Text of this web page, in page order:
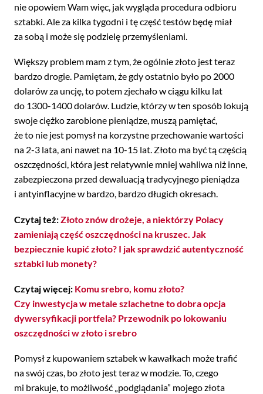
nie opowiem Wam więc, jak wygląda procedura odbioru
sztabki. Ale za kilka tygodni i tę część testów będę miał
za sobą i może się podzielę przemyśleniami.
Większy problem mam z tym, że ogólnie złoto jest teraz
bardzo drogie. Pamiętam, że gdy ostatnio było po 2000
dolarów za uncję, to potem zjechało w ciągu kilku lat
do 1300-1400 dolarów. Ludzie, którzy w ten sposób lokują
swoje ciężko zarobione pieniądze, muszą pamiętać,
że to nie jest pomysł na korzystne przechowanie wartości
na 2-3 lata, ani nawet na 10-15 lat. Złoto ma być tą częścią
oszczędności, która jest relatywnie mniej wahliwa niż inne,
zabezpieczona przed dewaluacją tradycyjnego pieniądza
i antyinflacyjne w bardzo, bardzo długich okresach.
Czytaj też:Złoto znów drożeje, a niektórzy Polacy
zamieniają część oszczędności na kruszec. Jak
bezpiecznie kupić złoto? I jak sprawdzić autentyczność
sztabki lub monety?
Czytaj więcej: Komu srebro, komu złoto?
Czy inwestycja w metale szlachetne to dobra opcja
dywersyfikacji portfela? Przewodnik po lokowaniu
oszczędności w złoto i srebro
Pomysł z kupowaniem sztabek w kawałkach może trafić
na swój czas, bo złoto jest teraz w modzie. To, czego
mi brakuje, to możliwość „podglądania” mojego złota